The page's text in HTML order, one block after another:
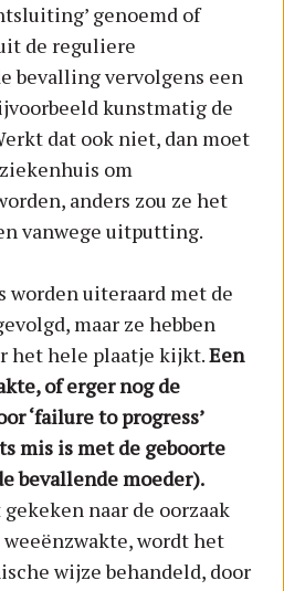
genoemd of
de reguliere
bevalling vervolgens een
kunstmatig de
dat ook niet, dan moet
om
anders zou ze het
vanwege uitputting.
worden uiteraard met de
maar ze hebben
het hele plaatje kijkt.Een
of erger nog de
‘failure to progress’
mis is met de geboorte
bevallende moeder).
naar de oorzaak
weeënzwakte, wordt het
wijze behandeld, door